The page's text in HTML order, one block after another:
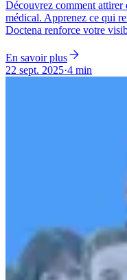
Découvrez comment attirer
médical. Apprenez ce qui
Doctena renforce votre
En savoir plus
22 sept. 2025·4 min